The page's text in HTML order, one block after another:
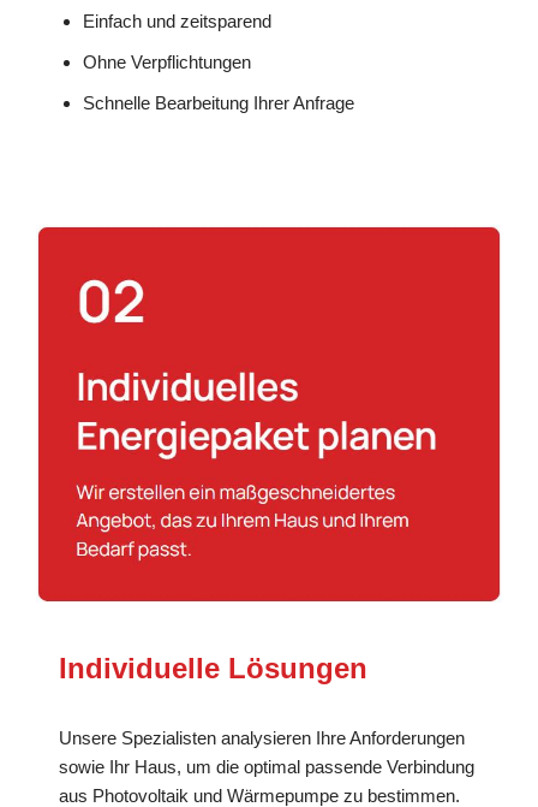
Einfach und zeitsparend
Ohne Verpflichtungen
Schnelle Bearbeitung Ihrer Anfrage
Individuelle Lösungen
Unsere Spezialisten analysieren Ihre Anforderungen
sowie Ihr Haus, um die optimal passende Verbindung
aus Photovoltaik und Wärmepumpe zu bestimmen.